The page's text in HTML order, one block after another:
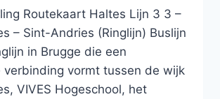
NOLFPLEINRoutekaart Haltes Lijn 3 3 –
– Sint-Andries (Ringlijn) Buslijn
in Brugge die een
verbinding vormt tussen de wijk
VIVES Hogeschool, het